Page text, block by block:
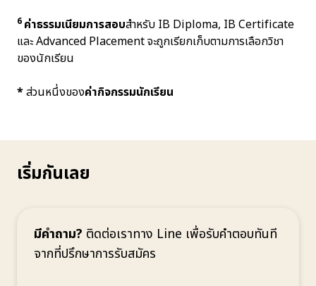
6 ค่าธรรมเนียมการสอบสำหรับ IB Diploma, IB Certificate
และ Advanced Placement จะถูกเรียกเก็บตามการเลือกวิชา
ของนักเรียน
*ส่วนหนึ่งของค่ากิจกรรมนักเรียน
เริ่มกันเลย
มีคำถาม? ติดต่อเราทาง Line เพื่อรับคำตอบทันที
จากที่ปรึกษาการรับสมัคร